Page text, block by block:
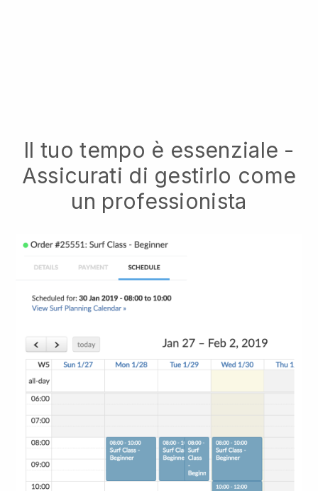
Il tuo tempo è essenziale -
Assicurati di gestirlo come
un professionista